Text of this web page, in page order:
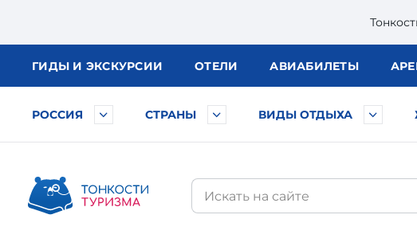
ГИДЫ И ЭКСКУРСИИ ОТЕЛИ АВИАБИЛЕТЫ
РОССИЯ СТРАНЫ ВИДЫ ОТДЫХА